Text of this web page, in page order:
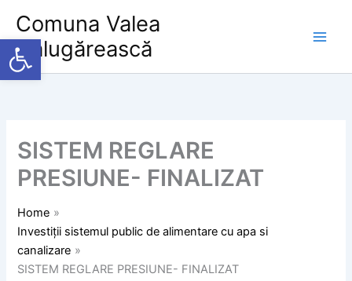
Deschide bara de unelte
content
Comuna Valea
Călugărească
SISTEM REGLARE
PRESIUNE- FINALIZAT
Home
Investiții sistemul public de alimentare cu apa si
canalizare
SISTEM REGLARE PRESIUNE- FINALIZAT